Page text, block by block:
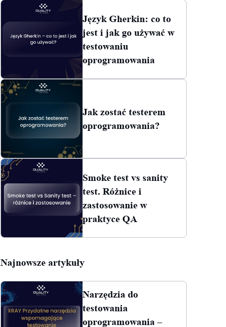
Język Gherkin: co to
jest i jak go używać w
testowaniu
oprogramowania
Jak zostać testerem
oprogramowania?
Smoke test vs sanity
test. Różnice i
zastosowanie w
praktyce QA
Najnowsze artykuły
Narzędzia do
testowania
oprogramowania –